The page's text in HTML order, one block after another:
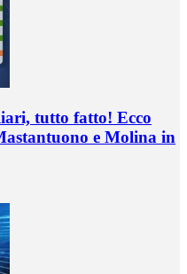
tutto fatto! Ecco
e Molina in